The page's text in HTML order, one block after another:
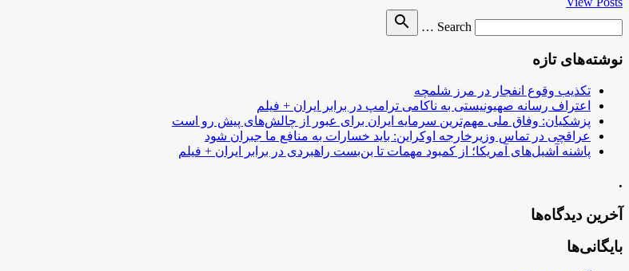
Search …
search
نوشته‌های تازه
تکذیب وقوع انفجار در مرز شلمچه
اعتراف رسانه صهیونیستی به ناکامی ترامپ در برابر ایران + فیلم
پزشکیان: وفاق ملی مهم‌ترین سرمایه ایران برای عبور از چالش‌های پیش رو است
عراقچی در تماس وزیرخارجه اوکراین: باید خسارات به منافع ما جبران شود
پاشنه آشیل‌های آمریکا؛ از کمبود مهمات تا بن‌بست راهبردی در برابر ایران + فیلم
.
آخرین دیدگاه‌ها
بایگانی‌ها